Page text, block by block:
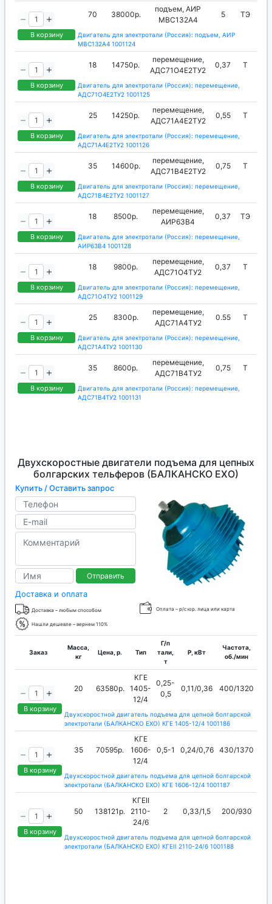
В корзину
70 38000р.
подъем, АИР
МВС132А4
5 ТЭ
Двигатель для электротали (Россия): подъем, АИР
МВС132А4 1001124
В корзину
18 14750р.
перемещение,
АДС71O4Е2TУ2
0,37 Т
Двигатель для электротали (Россия): перемещение,
АДС71O4Е2TУ2 1001125
В корзину
25 14250р.
перемещение,
АДС71А4Е2TУ2
0,55 Т
Двигатель для электротали (Россия): перемещение,
АДС71А4Е2TУ2 1001126
В корзину
35 14600р.
перемещение,
АДС71В4Е2TУ2
0,75 Т
Двигатель для электротали (Россия): перемещение,
АДС71В4Е2TУ2 1001127
В корзину
18 8500р.
перемещение,
АИР63В4
0,37 ТЭ
Двигатель для электротали (Россия): перемещение,
АИР63В4 1001128
В корзину
18 9800р.
перемещение,
АДС71O4TУ2
0,37 Т
Двигатель для электротали (Россия): перемещение,
АДС71O4TУ2 1001129
В корзину
25 8300р.
перемещение,
АДС71А4TУ2
0.55 Т
Двигатель для электротали (Россия): перемещение,
АДС71А4TУ2 1001130
В корзину
35 8600р.
перемещение,
АДС71В4TУ2
0,75 Т
Двигатель для электротали (Россия): перемещение,
АДС71В4TУ2 1001131
Двухскоростные двигатели подъема для цепных
болгарских тельферов (БАЛКАНСКО ЕХО)
Купить / Оставить запрос
Отправить
Доставка и оплата
Доставка – любым способом Оплата – р/с юр. лица или карта
Нашли дешевле – вернем 110%
Заказ
Масса,
кг
Цена, р. Тип
Г/п
тали,
т
P, кВт
Частота,
об./мин
В корзину
20 63580р.
КГЕ
1405-
12/4
0,25-
0,5
0,11/0,36 400/1320
Двухскоростной двигатель подъема для цепной болгарской
электротали (БАЛКАНСКО ЕХО) КГЕ 1405-12/4 1001186
В корзину
35 70595р.
КГЕ
1606-
12/4
0,5-1 0,24/0,76 430/1370
Двухскоростной двигатель подъема для цепной болгарской
электротали (БАЛКАНСКО ЕХО) КГЕ 1606-12/4 1001187
В корзину
50 138121р.
КГЕII
2110-
24/6
2 0,33/1,5 200/930
Двухскоростной двигатель подъема для цепной болгарской
электротали (БАЛКАНСКО ЕХО) КГЕII 2110-24/6 1001188